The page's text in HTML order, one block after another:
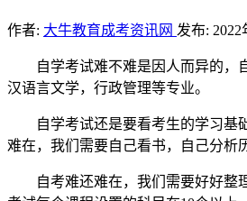
作者: 大牛教育成考资讯网 发布: 2022
自学考试难不难是因人而异的，
汉语言文学，行政管理等专业。
自学考试还是要看考生的学习基
难在，我们需要自己看书，自己分析
自考难还难在，我们需要好好整